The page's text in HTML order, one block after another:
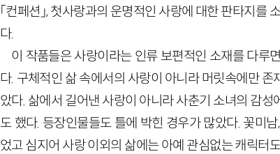
「컨페션」, 첫사랑과의 운명적인 사랑에 대한 판타지를
다.
이 작품들은 사랑이라는 인류 보편적인 소재를 다루
다. 구체적인 삶 속에서의 사랑이 아니라 머릿속에만
았다. 삶에서 길어낸 사랑이 아니라 사춘기 소녀의 감
도 했다. 등장인물들도 틀에 박힌 경우가 많았다. 꽃미
었고 심지어 사랑 이외의 삶에는 아예 관심없는 캐릭터